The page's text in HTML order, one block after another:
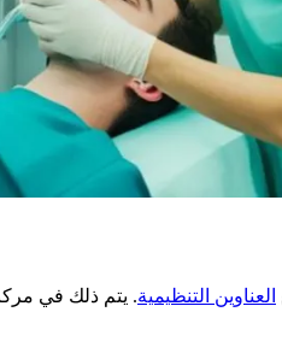
العناوين التنظيمية. يتم ذلك في